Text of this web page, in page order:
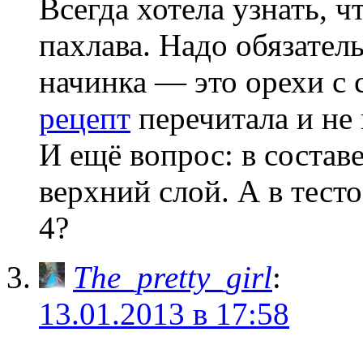
Всегда хотела узнать,
пахлава. Надо
начинка — это орехи с
рецепт перечитала и
И ещё вопрос: в
верхний слой. А в
4?
The_pretty_girl:
13.01.2013 в 17:58